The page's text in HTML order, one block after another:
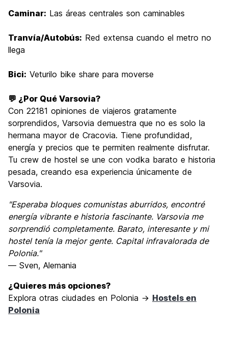
Caminar: Las áreas centrales son caminables
Tranvía/Autobús: Red extensa cuando el metro no
llega
Bici: Veturilo bike share para moverse
💬 ¿Por Qué Varsovia?
Con 22181 opiniones de viajeros gratamente
sorprendidos, Varsovia demuestra que no es solo la
hermana mayor de Cracovia. Tiene profundidad,
energía y precios que te permiten realmente disfrutar.
Tu crew de hostel se une con vodka barato e historia
pesada, creando esa experiencia únicamente de
Varsovia.
"Esperaba bloques comunistas aburridos, encontré
energía vibrante e historia fascinante. Varsovia me
sorprendió completamente. Barato, interesante y mi
hostel tenía la mejor gente. Capital infravalorada de
Polonia."
— Sven, Alemania
¿Quieres más opciones?
Explora otras ciudades en Polonia → Hostels en
Polonia